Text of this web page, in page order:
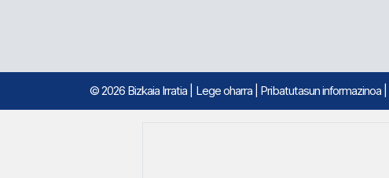
© 2026 Bizkaia Irratia Lege oharra Pribatutasun informazinoa